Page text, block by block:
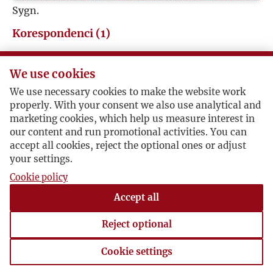
V
W
Z
Ż
Sygn.
Korespondenci (1)
Aleksander Porembiński / Jerzy Giedroyc
Odrzucony
Sao Paulo, 1963-11-28 , Aleksander Porembiński
Porembiński odpowiada Giedroyciowi po tym, jak
otrzymał odnowę publikacji opowiadania. Przy
okazji wspomina, że jego artykuł
ukazał się w Życiu Szkół Wyższych
(6/1963).
We use cookies
We use necessary cookies to make the website work
properly. With your consent we also use analytical and
marketing cookies, which help us measure interest in
our content and run promotional activities. You can
accept all cookies, reject the optional ones or adjust
your settings.
Cookie policy
Accept all
Reject optional
Cookie settings
Cookie settings